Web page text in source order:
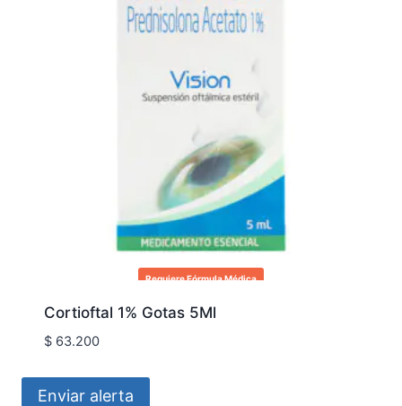
Requiere Fórmula Médica
Cortioftal 1% Gotas 5Ml
$63.200
Enviar alerta